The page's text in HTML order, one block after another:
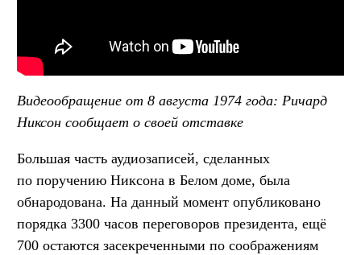
Видеообращение от 8 августа 1974 года: Ричард
Никсон сообщает о своей отставке
Большая часть аудиозаписей, сделанных
по поручению Никсона в Белом доме, была
обнародована. На данный момент опубликовано
порядка 3300 часов переговоров президента, ещё
700 остаются засекреченными по соображениям